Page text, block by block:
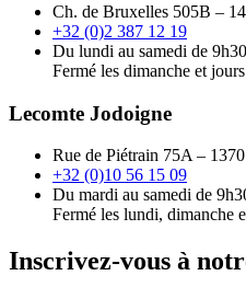
Ch. de Bruxelles 505B –
+32 (0)2 387 12 19
Du lundi au samedi de
Fermé les dimanche et
Lecomte Jodoigne
Rue de Piétrain 75A –
+32 (0)10 56 15 09
Du mardi au samedi de
Fermé les lundi, dimanche
Inscrivez-vous à